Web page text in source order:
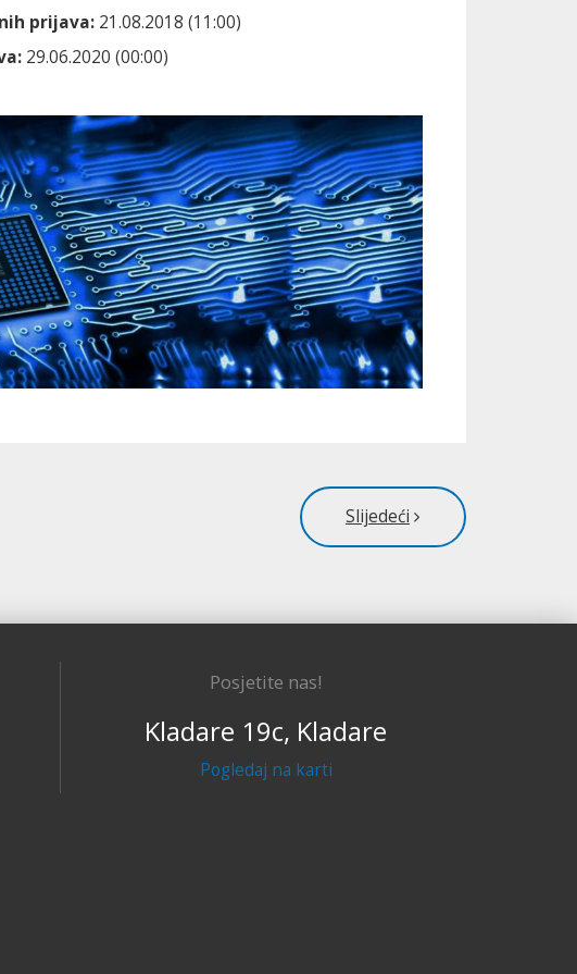
prijava: 21.08.2018 (11:00)
29.06.2020 (00:00)
Slijedeći
Posjetite nas!
Kladare 19c, Kladare
Pogledaj na karti